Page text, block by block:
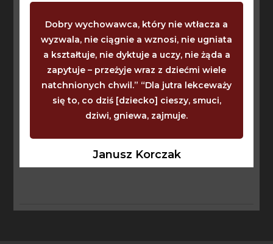
Dobry wychowawca, który nie wtłacza a
wyzwala, nie ciągnie a wznosi, nie ugniata
a kształtuje, nie dyktuje a uczy, nie żąda a
zapytuje – przeżyje wraz z dziećmi wiele
natchnionych chwil.” “Dla jutra lekceważy
się to, co dziś [dziecko] cieszy, smuci,
dziwi, gniewa, zajmuje.
Janusz Korczak